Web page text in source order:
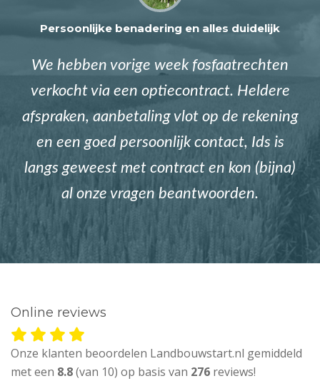
Persoonlijke benadering en alles duidelijk
We hebben vorige week fosfaatrechten
verkocht via een optiecontract. Heldere
afspraken, aanbetaling vlot op de rekening
en een goed persoonlijk contact, Ids is
langs geweest met contract en kon (bijna)
al onze vragen beantwoorden.
Online reviews
Onze klanten beoordelen Landbouwstart.nl gemiddeld
met een 8.8(van 10) op basis van 276 reviews!